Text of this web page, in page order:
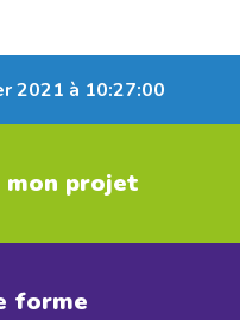
2021 à 10:27:00
mon projet
forme